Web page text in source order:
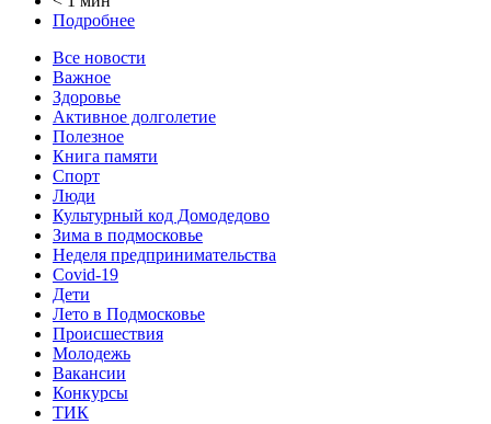
Подробнее
Все новости
Важное
Здоровье
Активное долголетие
Полезное
Книга памяти
Спорт
Люди
Культурный код Домодедово
Зима в подмосковье
Неделя предпринимательства
Covid-19
Дети
Лето в Подмосковье
Происшествия
Молодежь
Вакансии
Конкурсы
ТИК